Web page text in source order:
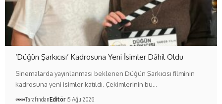
‘Düğün Şarkıcısı’ Kadrosuna Yeni İsimler Dâhil Oldu
Sinemalarda yayınlanması beklenen Düğün Şarkıcısı filminin
kadrosuna yeni isimler katıldı. Çekimlerinin bu…
TarafındanEditör 5 Ağu 2026